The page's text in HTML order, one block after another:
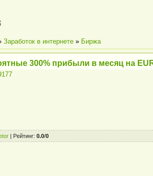
Заработок в интернете » Биржа
300% прибыли в месяц на
Рейтинг: 0.0/0